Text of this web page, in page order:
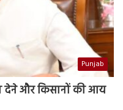
Punjab
देने और किसानों की आय